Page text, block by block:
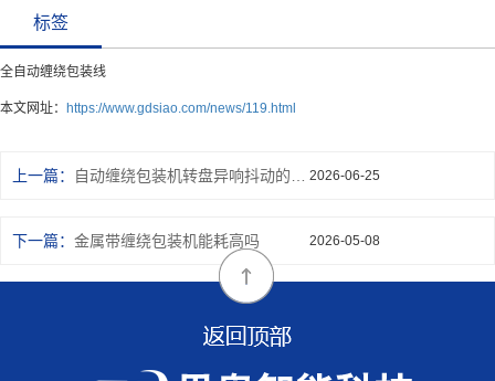
标签
全自动缠绕包装线
本文网址： https://www.gdsiao.com/news/119.html
上一篇： 2026-06-25
下一篇： 金属带缠绕包装机能耗高吗 2026-05-08